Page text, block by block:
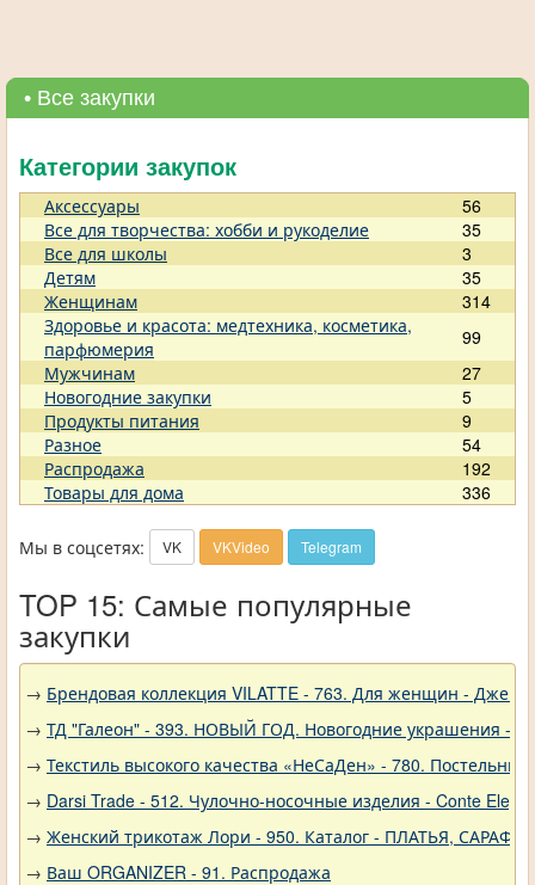
• Все закупки
Категории закупок
Аксессуары
56
Все для творчества: хобби и рукоделие
35
Все для школы
3
Детям
35
Женщинам
314
Здоровье и красота: медтехника, косметика,
парфюмерия
99
Мужчинам
27
Новогодние закупки
5
Продукты питания
9
Разное
54
Распродажа
192
Товары для дома
336
Мы в соцсетях: VK VKVideo Telegram
TOP 15: Самые популярные
закупки
→ Брендовая коллекция VILATTE - 763. Для женщин -
→ ТД "Галеон" - 393. НОВЫЙ ГОД. Новогодние украшения -
→ Текстиль высокого качества «НеСаДен» - 780.
→ Darsi Trade - 512. Чулочно-носочные изделия - Conte
→ Женский трикотаж Лори - 950. Каталог - ПЛАТЬЯ,
→ Ваш ORGANIZER - 91. Распродажа